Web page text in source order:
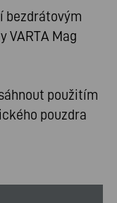
bezdrátovým
VARTA Mag
použitím
pouzdra